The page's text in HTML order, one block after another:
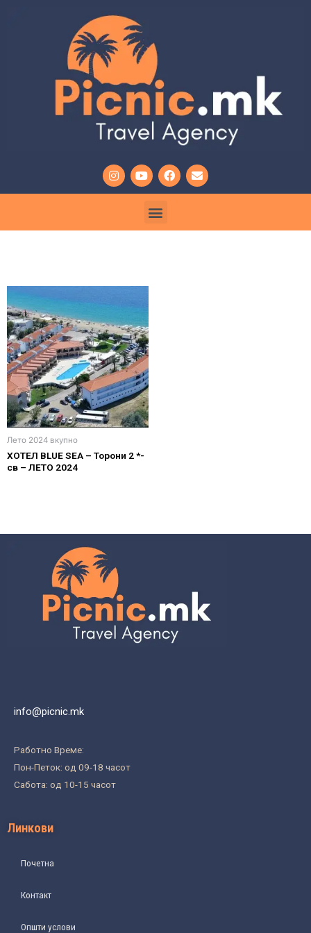
Лето 2024 вкупно
ХОТЕЛ BLUE SEA – Торони 2 *-
св – ЛЕТО 2024
info@picnic.mk
Работно Време:
Пон-Петок: од 09-18 часот
Сабота: од 10-15 часот
Линкови
Почетна
Контакт
Општи услови